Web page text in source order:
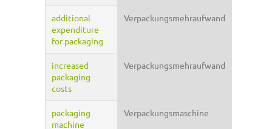
additional
expenditure
for packaging
Verpackungsmehraufwand
increased
packaging
costs
Verpackungsmehraufwand
packaging
machine
Verpackungsmaschine